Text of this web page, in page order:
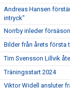
Andreas Hansen
intryck"
Norrby inleder
Bilder från årets första
Tim Svensson Lillvik
Träningsstart 2024
Viktor Widell ansluter